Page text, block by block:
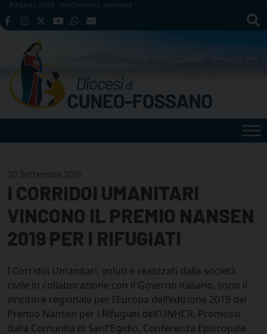
Skip
to
8 Agosto 2026 San Domenico, sacerdote
20 Settembre 2019
I CORRIDOI UMANITARI
VINCONO IL PREMIO NANSEN
2019 PER I RIFUGIATI
I Corridoi Umanitari, voluti e realizzati dalla società
civile in collaborazione con il Governo italiano, sono il
vincitore regionale per l’Europa dell’edizione 2019 del
Premio Nansen per i Rifugiati dell’UNHCR. Promossi
dalla Comunità di Sant’Egidio, Conferenza Episcopale